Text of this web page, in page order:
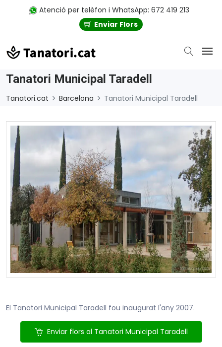
Atenció per telèfon i WhatsApp: 672 419 213
Enviar Flors
Tanatori Municipal Taradell
Tanatori.cat Barcelona Tanatori Municipal Taradell
El Tanatori Municipal Taradell fou inaugurat l'any 2007.
Enviar flors al Tanatori Municipal Taradell